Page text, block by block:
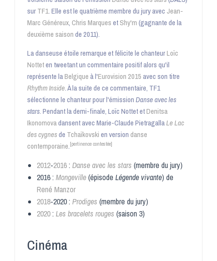
surTF1. Elle est le quatrième membre du jury avec Jean-
Marc Généreux, Chris MarquesetShy'm(gagnante de la
deuxième saisonde 2011).
La danseuse étoile remarque et félicite le chanteurLoïc
Notteten tweetant un commentaire positif alors qu'il
représente laBelgiqueà l'Eurovision 2015avec son titre
Rhythm Inside. À la suite de ce commentaire, TF1
sélectionne le chanteur pour l'émissionDanse avec les
stars. Pendant la demi-finale, Loïc Nottet etDenitsa
Ikonomovadansent avec Marie-Claude PietragallaLe Lac
des cygnesde Tchaïkovskien version danse
contemporaine.[pertinence contestée]
2012-2016: Danse avec les stars (membre du jury)
2016 : Mongeville(épisode Légende vivante) de
René Manzor
2018-2020 : Prodiges (membre du jury)
2020: Les bracelets rouges (saison 3)
Cinéma